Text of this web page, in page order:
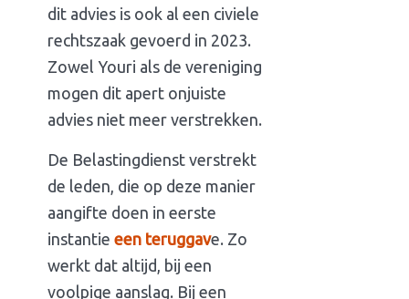
dit advies is ook al een civiele
rechtszaak gevoerd in 2023.
Zowel Youri als de vereniging
mogen dit apert onjuiste
advies niet meer verstrekken.
De Belastingdienst verstrekt
de leden, die op deze manier
aangifte doen in eerste
instantie een teruggave. Zo
werkt dat altijd, bij een
voolpige aanslag. Bij een